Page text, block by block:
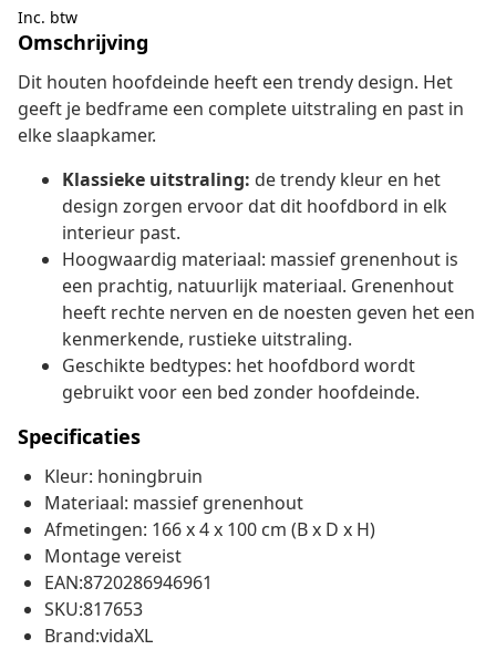
Inc. btw
Omschrijving
Dit houten hoofdeinde heeft een trendy design. Het
geeft je bedframe een complete uitstraling en past in
elke slaapkamer.
Klassieke uitstraling: de trendy kleur en het
design zorgen ervoor dat dit hoofdbord in elk
interieur past.
Hoogwaardig materiaal: massief grenenhout is
een prachtig, natuurlijk materiaal. Grenenhout
heeft rechte nerven en de noesten geven het een
kenmerkende, rustieke uitstraling.
Geschikte bedtypes: het hoofdbord wordt
gebruikt voor een bed zonder hoofdeinde.
Specificaties
Kleur: honingbruin
Materiaal: massief grenenhout
Afmetingen: 166 x 4 x 100 cm (B x D x H)
Montage vereist
EAN:8720286946961
SKU:817653
Brand:vidaXL